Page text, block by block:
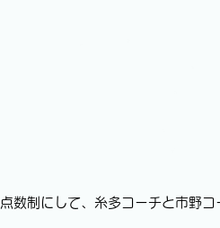
点数制にして、糸多コーチと市野